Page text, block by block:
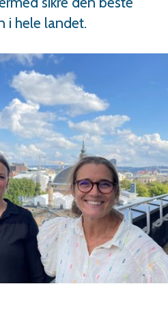
i hele landet.